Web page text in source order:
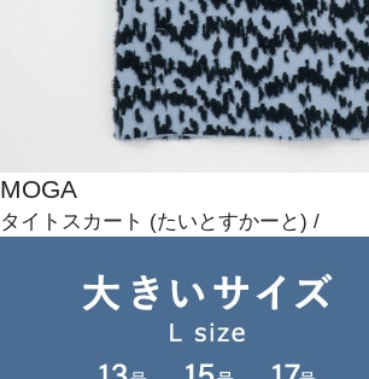
MOGA
タイトスカート (たいとすかーと) /